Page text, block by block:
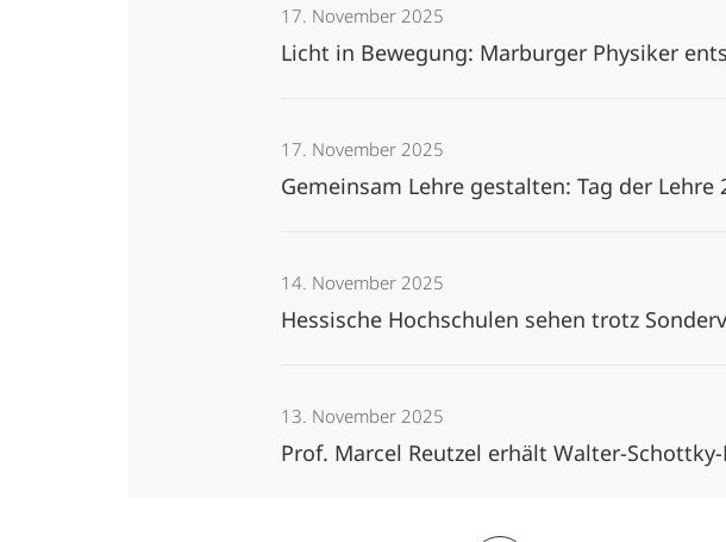
17. November 2025
Licht in Bewegung: Marburger Physiker
17. November 2025
Gemeinsam Lehre gestalten: Tag der Lehre
14. November 2025
Hessische Hochschulen sehen trotz
13. November 2025
Prof. Marcel Reutzel erhält Walter-